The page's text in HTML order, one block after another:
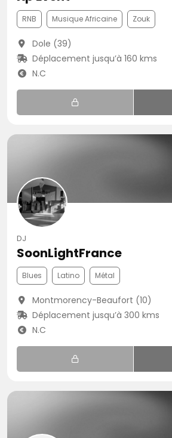
RNB Musique Africaine Zouk
Dole (39)
Déplacement jusqu’à 160 kms
N.C
DJ
SoonLightFrance
Blues Latino Métal
Montmorency-Beaufort (10)
Déplacement jusqu’à 300 kms
N.C